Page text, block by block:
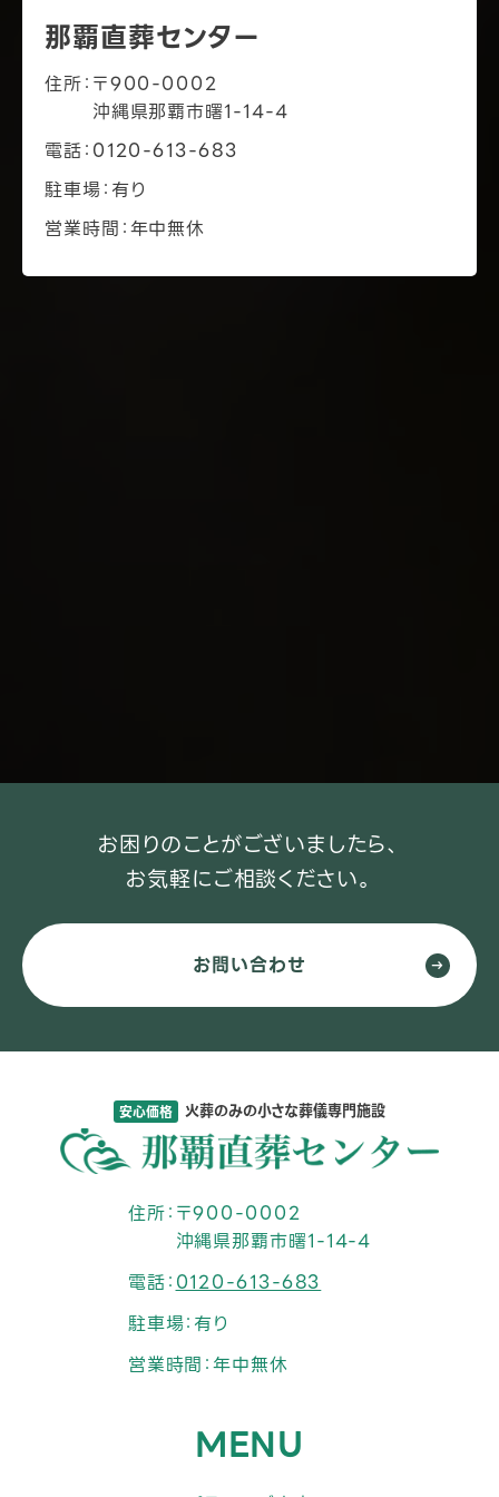
那覇直葬センター
住所 〒900-0002
沖縄県那覇市曙1-14-4
電話 0120-613-683
駐車場 有り
営業時間 年中無休
お困りのことがございましたら、
お気軽にご相談ください。
お問い合わせ
安心価格 火葬のみの小さな葬儀専門施設
住所 〒900-0002
沖縄県那覇市曙1-14-4
電話 0120-613-683
駐車場 有り
営業時間 年中無休
MENU